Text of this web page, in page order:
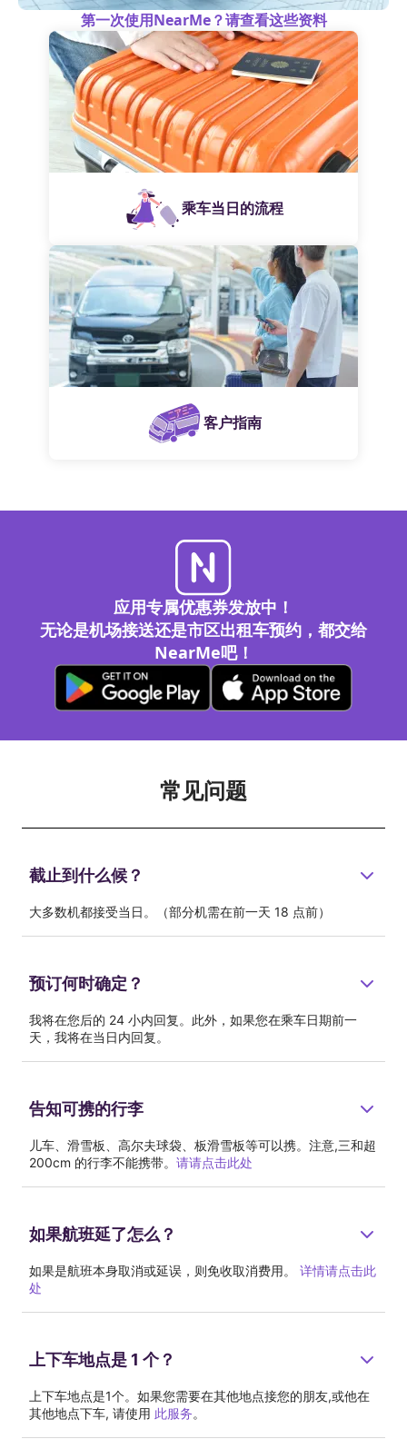
第一次使用NearMe？请查看这些资料
乘车当日的流程
客户指南
应用专属优惠券发放中！
无论是机场接送还是市区出租车预约，都交给
NearMe吧！
常见问题
截止到什么候？
大多数机都接受当日。（部分机需在前一天 18 点前）
预订何时确定？
我将在您后的 24 小内回复。此外，如果您在乘车日期前一
天，我将在当日内回复。
告知可携的行李
儿车、滑雪板、高尔夫球袋、板滑雪板等可以携。注意,三和超
200cm 的行李不能携带。 请请点击此处
如果航班延了怎么？
如果是航班本身取消或延误，则免收取消费用。 详情请点击此
处
上下车地点是 1 个？
上下车地点是1个。如果您需要在其他地点接您的朋友,或他在
其他地点下车, 请使用 此服务。